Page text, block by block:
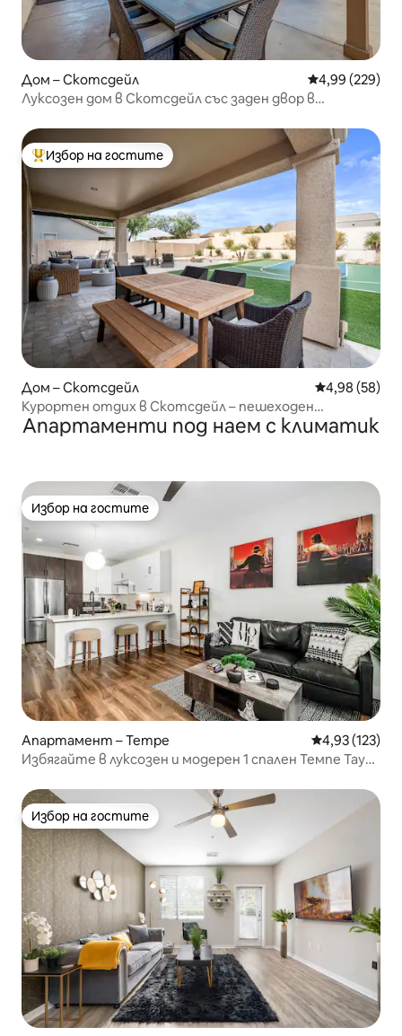
Дом – Скотсдейл Средна
4,99 (229)
Луксозен дом в Скотсдейл със заден двор в
Най-популярен избор на гостите
Избор на гостите
Дом – Скотсдейл Средна
4,98 (58)
Курортен отдих в Скотсдейл – пешеходен
туризъм/голф/басейн
Апартаменти под наем с климатик
Избор на гостите
Избор на гостите
Апартамент – Tempe Средна
4,93 (123)
Избягайте в луксозен и модерен 1 спален Темпе Таун
Избор на гостите
Избор на гостите